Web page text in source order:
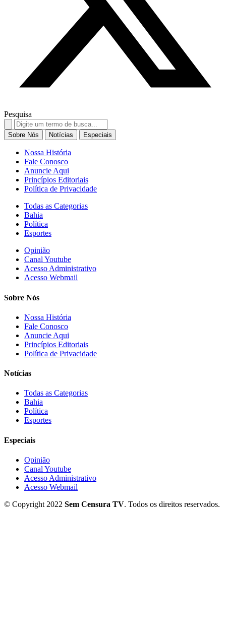
Pesquisa
Search
for:
Sobre Nós Notícias Especiais
Nossa História
Fale Conosco
Anuncie Aqui
Princípios Editoriais
Política de Privacidade
Todas as Categorias
Bahia
Política
Esportes
Opinião
Canal Youtube
Acesso Administrativo
Acesso Webmail
Sobre Nós
Nossa História
Fale Conosco
Anuncie Aqui
Princípios Editoriais
Política de Privacidade
Notícias
Todas as Categorias
Bahia
Política
Esportes
Especiais
Opinião
Canal Youtube
Acesso Administrativo
Acesso Webmail
© Copyright 2022 Sem Censura TV. Todos os direitos reservados.